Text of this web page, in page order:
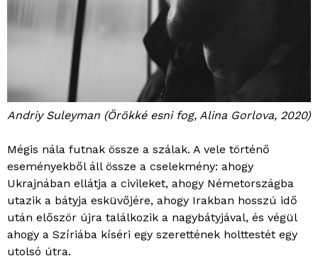
Andriy Suleyman (Örökké esni fog, Alina Gorlova, 2020)
Mégis nála futnak össze a szálak. A vele történő
eseményekből áll össze a cselekmény: ahogy
Ukrajnában ellátja a civileket, ahogy Németországba
utazik a bátyja esküvőjére, ahogy Irakban hosszú idő
után először újra találkozik a nagybátyjával, és végül
ahogy a Szíriába kíséri egy szerettének holttestét egy
utolsó útra.